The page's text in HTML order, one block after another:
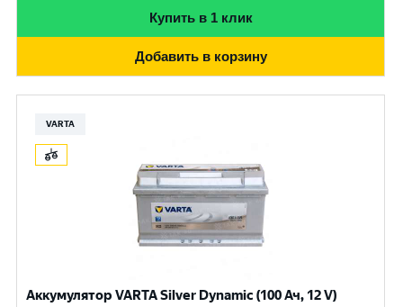
Купить в 1 клик
Добавить в корзину
VARTA
Аккумулятор VARTA Silver Dynamic (100 Ач, 12 V)